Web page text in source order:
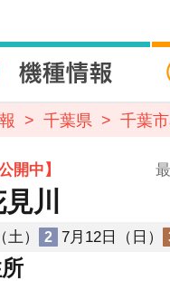
千葉県 千葉
開中】
川
） 2 7月12日（日）